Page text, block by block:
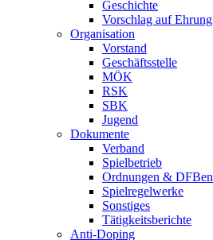
Geschichte
Vorschlag auf Ehrung
Organisation
Vorstand
Geschäftsstelle
MÖK
RSK
SBK
Jugend
Dokumente
Verband
Spielbetrieb
Ordnungen & DFBen
Spielregelwerke
Sonstiges
Tätigkeitsberichte
Anti-Doping